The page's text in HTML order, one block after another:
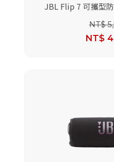
JBL Flip 7 可攜型
NT$
NT$